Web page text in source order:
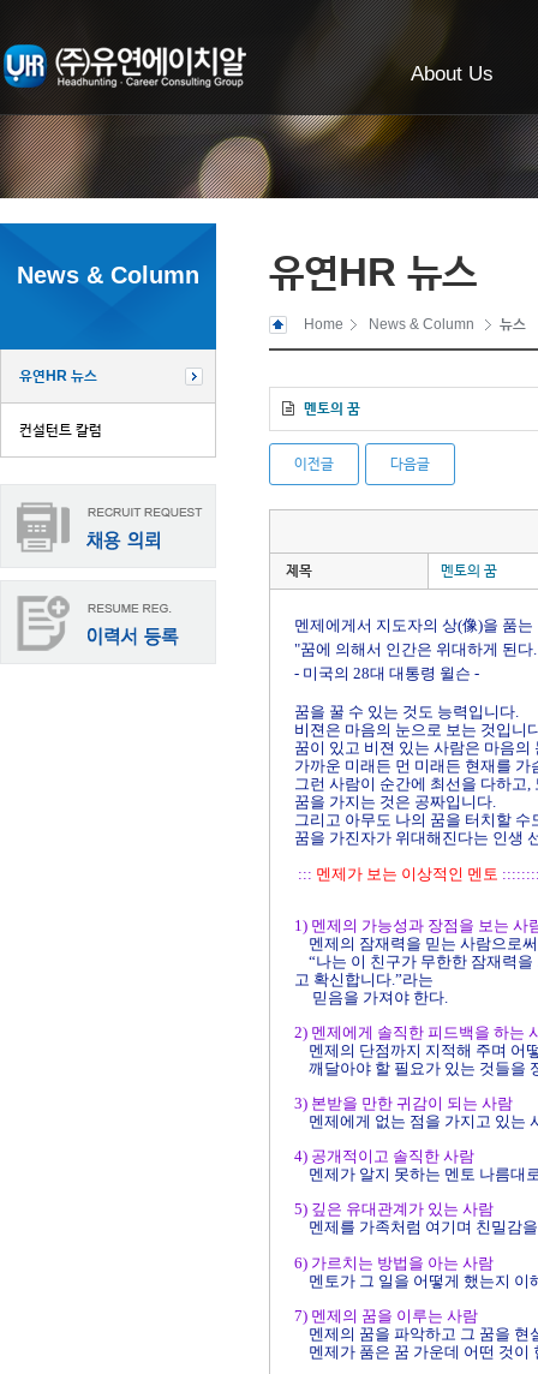
About Us
News & Column
유연HR 뉴스
컨설턴트 칼럼
유연HR 뉴스
Home News & Column 뉴스
멘토의 꿈
이전글 다음글
제목 멘토의 꿈
멘제에게서 지도자의 상(像)을 품는
"꿈에 의해서 인간은 위대하게 된
- 미국의 28대 대통령 윌슨 -
꿈을 꿀 수 있는 것도 능력입니다.
비젼은 마음의 눈으로 보는 것입니
꿈이 있고 비젼 있는 사람은 마음의
가까운 미래든 먼 미래든 현재를 가
그런 사람이 순간에 최선을 다하고,
꿈을 가지는 것은 공짜입니다.
그리고 아무도 나의 꿈을 터치할 수
꿈을 가진자가 위대해진다는 인생
::: 멘제가 보는 이상적인 멘토
1) 멘제의 가능성과 장점을 보는 사
멘제의 잠재력을 믿는 사람으로
“나는 이 친구가 무한한 잠재력을
고 확신합니다.”라는
믿음을 가져야 한다.
2) 멘제에게 솔직한 피드백을 하는
멘제의 단점까지 지적해 주며 어
깨달아야 할 필요가 있는 것들을
3) 본받을 만한 귀감이 되는 사람
멘제에게 없는 점을 가지고 있는
4) 공개적이고 솔직한 사람
멘제가 알지 못하는 멘토 나름대
5) 깊은 유대관계가 있는 사람
멘제를 가족처럼 여기며 친밀감
6) 가르치는 방법을 아는 사람
멘토가 그 일을 어떻게 했는지 이
7) 멘제의 꿈을 이루는 사람
멘제의 꿈을 파악하고 그 꿈을 현
멘제가 품은 꿈 가운데 어떤 것이